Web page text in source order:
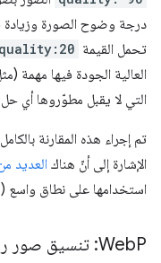
درجة وضوح الصورة وزيادة
تحمل القيمة quality:20
العالية الجودة فيها مهمة
التي لا يقبل مطوّروها أي
الإشارة إلى أنّ هناك العديد
استخدامها على نطاق واسع (JPEG وPNG وGIF)، ما ينقلنا إلى…
WebP: تنسيق صور رائع تمامًا